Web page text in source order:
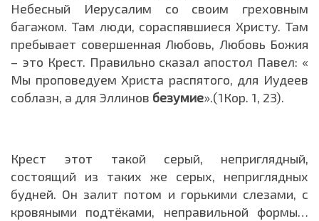
Небесный Иерусалим со своим греховным
багажом. Там люди, сораспявшиеся Христу. Там
пребывает совершенная Любовь, Любовь Божия
– это Крест. Правильно сказал апостол Павел: «
Мы проповедуем Христа распятого, для Иудеев
соблазн, а для Эллинов безумие».(1Кор. 1, 23).
Крест этот такой серый, неприглядный,
состоящий из таких же серых, неприглядных
будней. Он залит потом и горькими слезами, с
кровяными подтёками, неправильной формы…